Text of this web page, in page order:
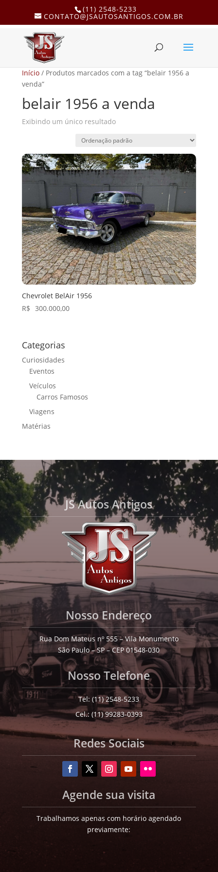
(11) 2548-5233
CONTATO@JSAUTOSANTIGOS.COM.BR
Início/ Produtos marcados com a tag “belair 1956 a
venda”
belair 1956 a venda
Exibindo um único resultado
Chevrolet BelAir 1956
R$ 300.000,00
Categorias
Curiosidades
Eventos
Veículos
Carros Famosos
Viagens
Matérias
JS Autos Antigos
Nosso Endereço
Rua Dom Mateus nº 555 – Vila Monumento
São Paulo – SP – CEP 01548-030
Nosso Telefone
Tel: (11) 2548-5233
Cel.: (11) 99283-0393
Redes Sociais
Agende sua visita
Trabalhamos apenas com horário agendado
previamente: